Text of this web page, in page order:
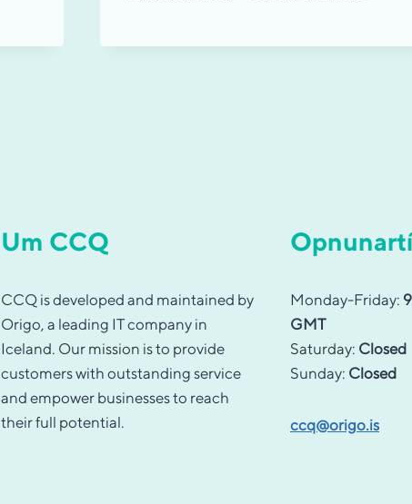
Um CCQ
CCQ is developed and maintained by
Origo, a leading IT company in
Iceland. Our mission is to provide
customers with outstanding service
and empower businesses to reach
their full potential.
Monday-Friday:
GMT
Saturday: Closed
Sunday: Closed
ccq@origo.is